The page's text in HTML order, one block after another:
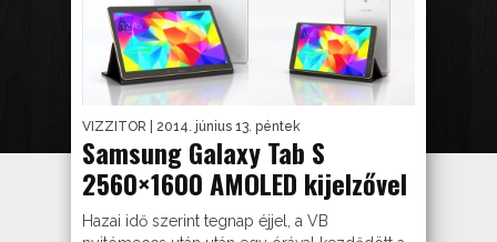
VIZZITOR | 2014. június 13. péntek
Samsung Galaxy Tab S
2560×1600 AMOLED kijelzővel
Hazai idő szerint tegnap éjjel, a VB